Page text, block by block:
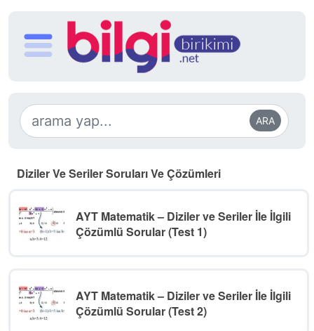
ARA
Diziler Ve Seriler Soruları Ve Çözümleri
AYT Matematik – Diziler ve Seriler İle İlgili
Çözümlü Sorular (Test 1)
AYT Matematik – Diziler ve Seriler İle İlgili
Çözümlü Sorular (Test 2)